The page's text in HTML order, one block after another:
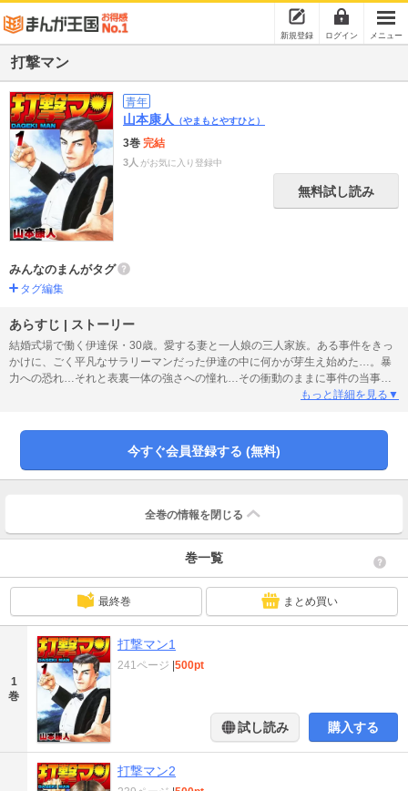
新規登録 ログイン メニュー
打撃マン
青年
山本康人 （やまもとやすひと）
3巻 完結
3人 がお気に入り登録中
無料試し読み
みんなのまんがタグ
タグ編集
あらすじ | ストーリー
結婚式場で働く伊達保・30歳。愛する妻と一人娘の三人家族。ある事件をきっ
かけに、ごく平凡なサラリーマンだった伊達の中に何かが芽生え始めた…。暴
力への恐れ…それと表裏一体の強さへの憧れ…その衝動のままに事件の当事者
を殴り倒してしまう。だしゃあと華麗なるパンチを繰り出す“打撃マン”が世の中
もっと詳細を見る▼
今すぐ会員登録する (無料)
全巻の情報を 閉じる
巻一覧
最終巻 まとめ買い
1
巻
打撃マン1
241ページ 500pt
試し読み 購入する
打撃マン2